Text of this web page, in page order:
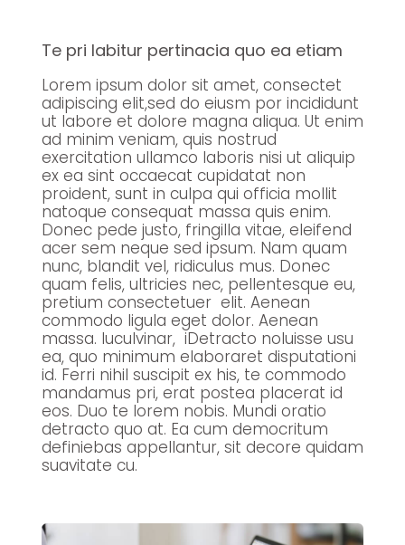
Te pri labitur pertinacia quo ea etiam
Lorem ipsum dolor sit amet, consectet
adipiscing elit,sed do eiusm por incididunt
ut labore et dolore magna aliqua. Ut enim
ad minim veniam, quis nostrud
exercitation ullamco laboris nisi ut aliquip
ex ea sint occaecat cupidatat non
proident, sunt in culpa qui officia mollit
natoque consequat massa quis enim.
Donec pede justo, fringilla vitae, eleifend
acer sem neque sed ipsum. Nam quam
nunc, blandit vel, ridiculus mus. Donec
quam felis, ultricies nec, pellentesque eu,
pretium consectetuer elit. Aenean
commodo ligula eget dolor. Aenean
massa. luculvinar, iDetracto noluisse usu
ea, quo minimum elaboraret disputationi
id. Ferri nihil suscipit ex his, te commodo
mandamus pri, erat postea placerat id
eos. Duo te lorem nobis. Mundi oratio
detracto quo at. Ea cum democritum
definiebas appellantur, sit decore quidam
suavitate cu.